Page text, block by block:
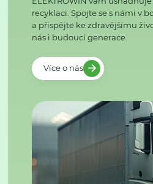
recyklaci. Spojte se s námi v
a přispějte ke zdravějšímu
nás i budoucí generace.
Více o nás